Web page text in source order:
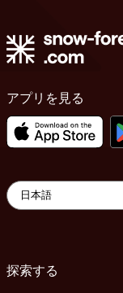
アプリを見る
探索する